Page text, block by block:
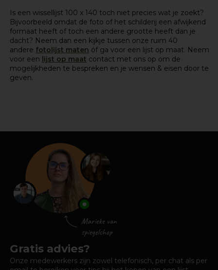
Is een wissellijst 100 x 140 toch niet precies wat je zoekt?
Bijvoorbeeld omdat de foto of het schilderij een afwijkend
formaat heeft of toch een andere grootte heeft dan je
dacht? Neem dan een kijkje tussen onze ruim 40
andere fotolijst maten óf ga voor een lijst op maat. Neem
voor een lijst op maat contact met ons op om de
mogelijkheden te bespreken en je wensen & eisen door te
geven.
Gratis advies?
Onze medewerkers zijn zowel telefonisch, per chat als per